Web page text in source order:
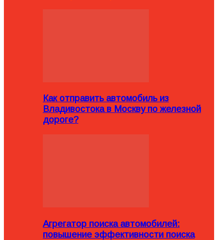
Как отправить автомобиль из
Владивостока в Москву по железной
дороге?
Агрегатор поиска автомобилей:
повышение эффективности поиска